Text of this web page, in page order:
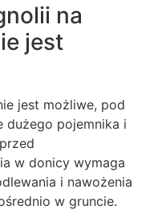
na
jest
jest możliwe, pod
dużego pojemnika i
w donicy wymaga
i nawożenia
w gruncie.